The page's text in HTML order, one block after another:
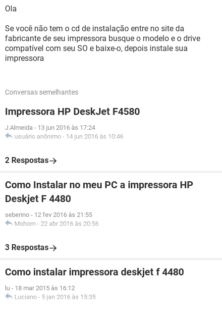
Ola
Se você não tem o cd de instalação entre no site da
fabricante de seu impressora busque o modelo e o drive
compatível com seu SO e baixe-o, depois instale sua
impressora
Conversas semelhantes
Impressora HP DeskJet F4580
J.Almeida - 13 jun 2016 às 17:24
usuário anônimo - 14 jun 2016 às 10:46
2 Respostas
Como Instalar no meu PC a impressora HP
Deskjet F 4480
seberino - 12 fev 2016 às 21:55
Mohom - 22 abr 2016 às 20:56
3 Respostas
Como instalar impressora deskjet f 4480
lu - 18 mar 2015 às 16:12
Luciano - 5 jan 2016 às 15:35